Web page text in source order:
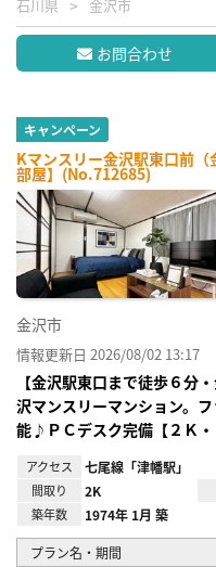
石川県 金沢市
お問合わせ
キャンペーン
Kマンスリー金沢駅東口前
部屋】(No.712685)
金沢市
情報更新日 2026/08/02 13:17
【金沢駅東口まで徒歩６分
沢マンスリーマンション。
能♪ＰＣデスク完備【２Ｋ
アクセス 七尾線「津幡駅」
間取り 2K
築年数 1974年 1月 築
プラン名・期間